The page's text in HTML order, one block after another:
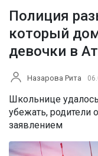
Полиция
который
девочки в
Назарова Рита
Школьнице
убежать, родители
заявлением